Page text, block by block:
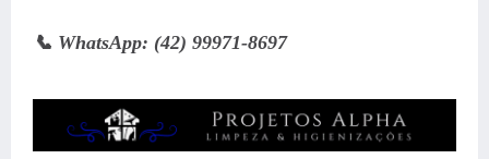
📞 WhatsApp: (42) 99971-8697